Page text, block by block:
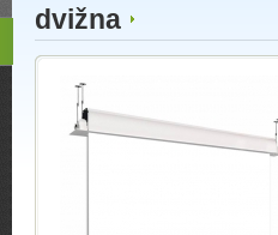
dvižna